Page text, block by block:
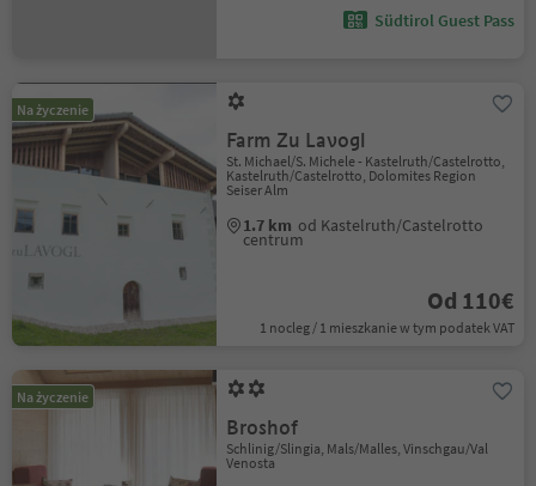
Südtirol Guest Pass
Na życzenie
Farm Zu Lavogl
St. Michael/S. Michele - Kastelruth/Castelrotto,
Kastelruth/Castelrotto, Dolomites Region
Seiser Alm
1.7 km od Kastelruth/Castelrotto
centrum
Od 110€
1 nocleg / 1 mieszkanie w tym podatek VAT
Na życzenie
Broshof
Schlinig/Slingia, Mals/Malles, Vinschgau/Val
Venosta